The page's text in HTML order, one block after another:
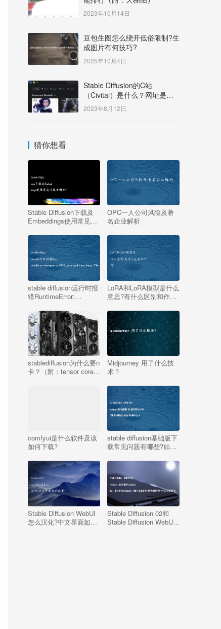
2023年10月14日
豆包生图怎么绕开低俗限制?生
成图片有何技巧?
2025年10月4日
Stable Diffusion的C站
（Civitai）是什么？网址是多
少？
2023年8月12日
猜你想看
Stable Diffusion下载及
Embeddings使用常见问
OPC一人公司风险及著
名企业解析
stable diffusion运行时报
错RuntimeError:
expected more bytes.
The file might be
corrupted.的解决办法
LoRA和LoRA模型是什么
意思?有什么区别和作
stablediffusion为什么要n
卡？（附：tensor core有
Midjourney 用了什么技
术？
comfyui是什么软件及该
如何下载?
stable diffusion基础版下
载常见问题有哪些?如何
Stable Diffusion WebUI
怎么汉化?中文界面如何
Stable Diffusion 02和
Stable Diffusion WebUI